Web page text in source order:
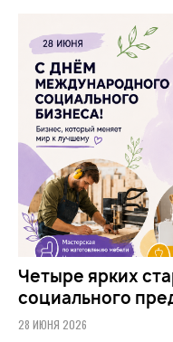
Четыре ярких
социального
28 ИЮНЯ 2026